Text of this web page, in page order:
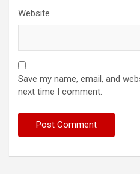
Website
Save my name, email, and
next time I comment.